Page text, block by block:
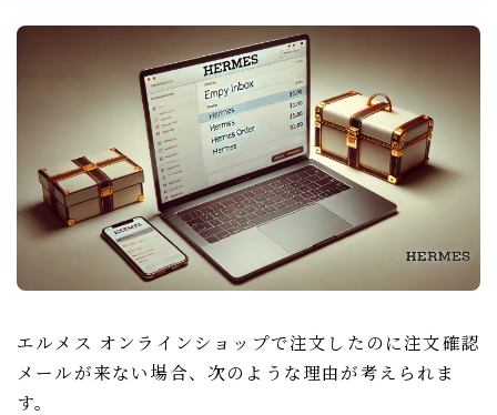
エルメス オンラインショップで注文したのに注文確認
メールが来ない場合、次のような理由が考えられま
す。